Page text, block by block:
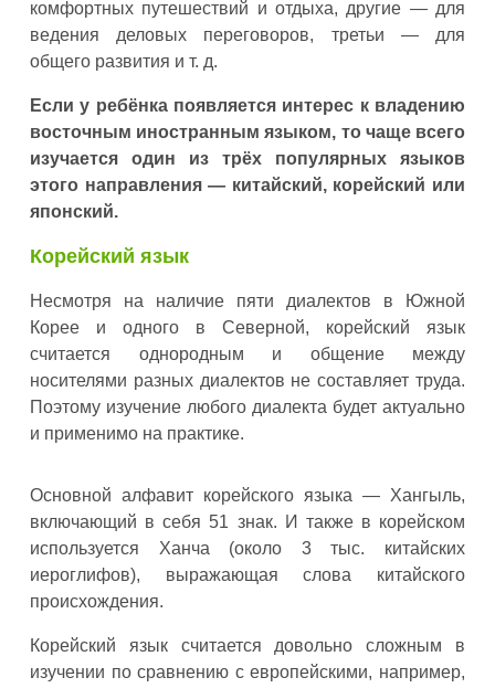
комфортных путешествий и отдыха, другие — для
ведения деловых переговоров, третьи — для
общего развития и т. д.
Если у ребёнка появляется интерес к владению
восточным иностранным языком, то чаще всего
изучается один из трёх популярных языков
этого направления — китайский, корейский или
японский.
Корейский язык
Несмотря на наличие пяти диалектов в Южной
Корее и одного в Северной, корейский язык
считается однородным и общение между
носителями разных диалектов не составляет труда.
Поэтому изучение любого диалекта будет актуально
и применимо на практике.
Основной алфавит корейского языка — Хангыль,
включающий в себя 51 знак. И также в корейском
используется Ханча (около 3 тыс. китайских
иероглифов), выражающая слова китайского
происхождения.
Корейский язык считается довольно сложным в
изучении по сравнению с европейскими, например,